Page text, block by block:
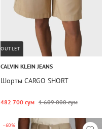
OUTLET
CALVIN KLEIN JEANS
Шорты CARGO SHORT
482 700 сум 1 609 000 сум
-60%